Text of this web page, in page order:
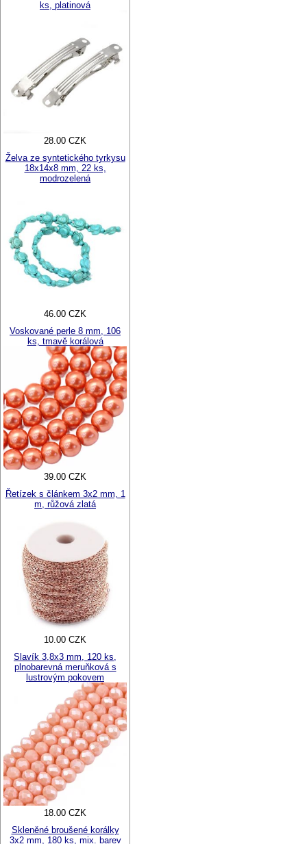
ks, platinová
28.00 CZK
Želva ze syntetického tyrkysu
18x14x8 mm, 22 ks,
modrozelená
46.00 CZK
Voskované perle 8 mm, 106
ks, tmavě korálová
39.00 CZK
Řetízek s článkem 3x2 mm, 1
m, růžová zlatá
10.00 CZK
Slavík 3,8x3 mm, 120 ks,
plnobarevná meruňková s
lustrovým pokovem
18.00 CZK
Skleněné broušené korálky
3x2 mm, 180 ks, mix. barev